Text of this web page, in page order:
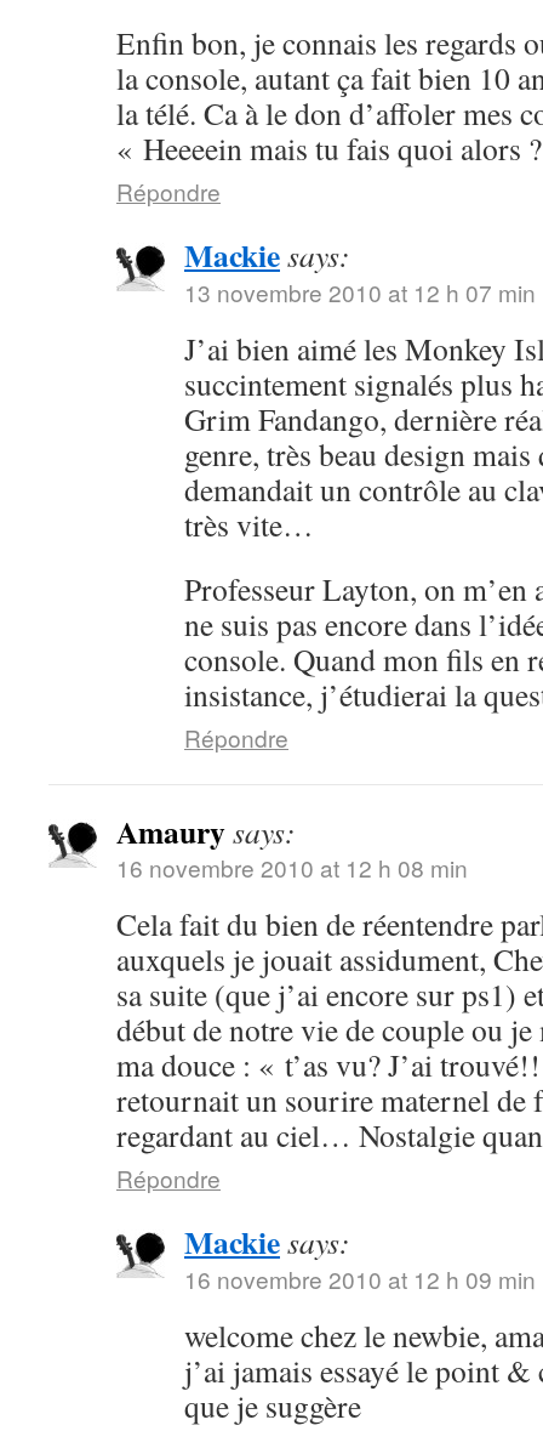
Enfin bon, je connais les regards
la console, autant ça fait bien 10
la télé. Ca à le don d’affoler mes
« Heeeein mais tu fais quoi alors
Répondre
Mackiesays:
13 novembre 2010 at 12 h 07 min
J’ai bien aimé les Monkey
succintement signalés plus
Grim Fandango, dernière
genre, très beau design
demandait un contrôle au
très vite…
Professeur Layton, on m’en
ne suis pas encore dans
console. Quand mon fils en
insistance, j’étudierai la
Répondre
Amaurysays:
16 novembre 2010 at 12 h 08 min
Cela fait du bien de réentendre
auxquels je jouait assidument,
sa suite (que j’ai encore sur ps1)
début de notre vie de couple ou
ma douce : « t’as vu? J’ai
retournait un sourire maternel de
regardant au ciel… Nostalgie
Répondre
Mackiesays:
16 novembre 2010 at 12 h 09 min
welcome chez le newbie,
j’ai jamais essayé le point
que je suggère